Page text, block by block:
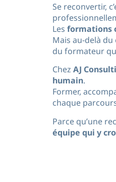
Se reconvertir,
Les formations
Mais au-delà du
du formateur
Chez AJ
humain.
Former,
chaque
Parce qu’une
équipe qui y